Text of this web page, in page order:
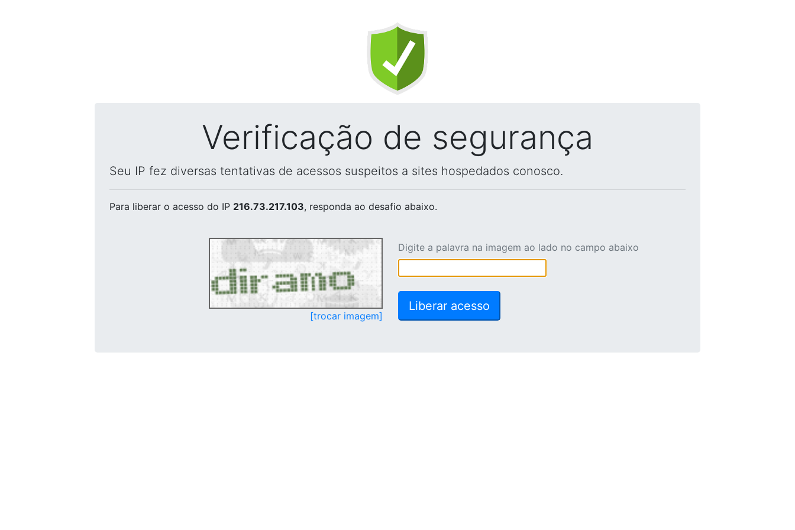
Verificação de segurança
Seu IP fez diversas tentativas de acessos suspeitos a sites hospedados conosco.
Para liberar o acesso do IP 216.73.217.103, responda ao desafio abaixo.
[trocar imagem]
Digite a palavra na imagem ao lado no campo abaixo